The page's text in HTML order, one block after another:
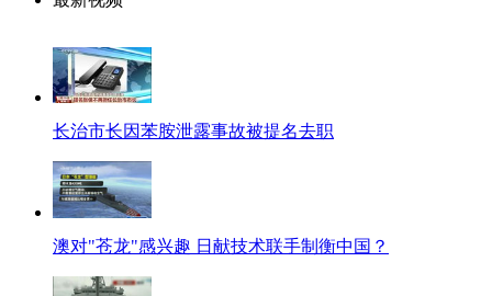
长治市长因苯胺泄露事故被提名去职
澳对"苍龙"感兴趣 日献技术联手制衡中国？